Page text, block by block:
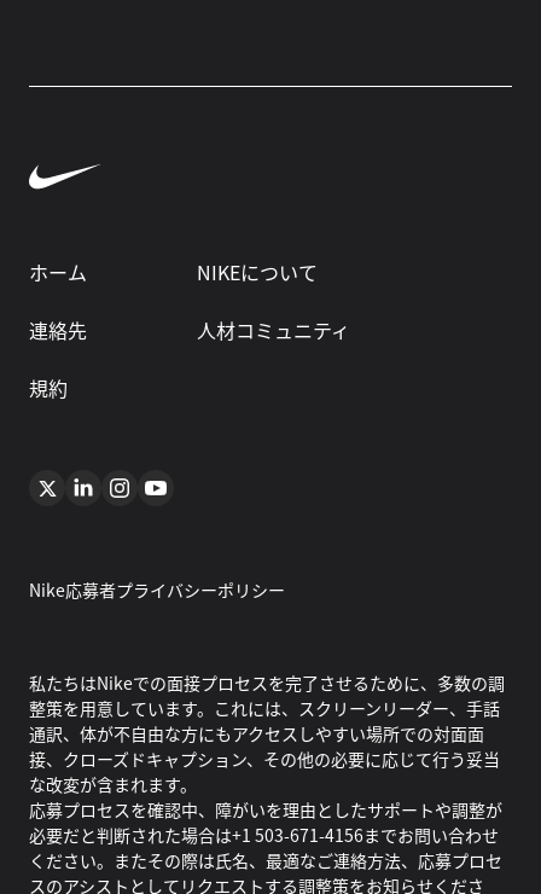
ホーム
NIKEについて
連絡先
人材コミュニティ
規約
Nike応募者プライバシーポリシー
私たちはNikeでの面接プロセスを完了させるために、多数の調
整策を用意しています。これには、スクリーンリーダー、手話
通訳、体が不自由な方にもアクセスしやすい場所での対面面
接、クローズドキャプション、その他の必要に応じて行う妥当
な改変が含まれます。
応募プロセスを確認中、障がいを理由としたサポートや調整が
必要だと判断された場合は+1 503-671-4156までお問い合わせ
ください。またその際は氏名、最適なご連絡方法、応募プロセ
スのアシストとしてリクエストする調整策をお知らせくださ